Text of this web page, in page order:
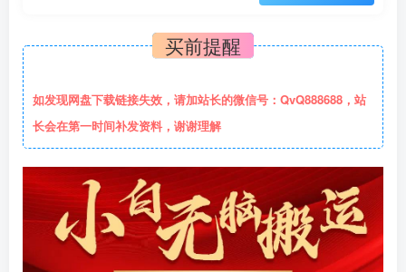
买前提醒
如发现网盘下载链接失效，请加站长的微信号：QvQ888688，站
长会在第一时间补发资料，谢谢理解